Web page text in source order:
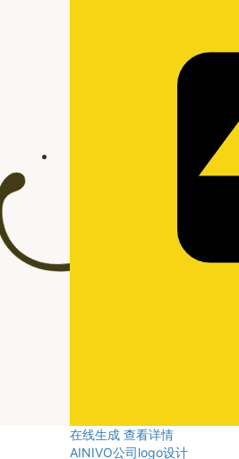
在线生成 查看详情
AINIVO公司logo设计